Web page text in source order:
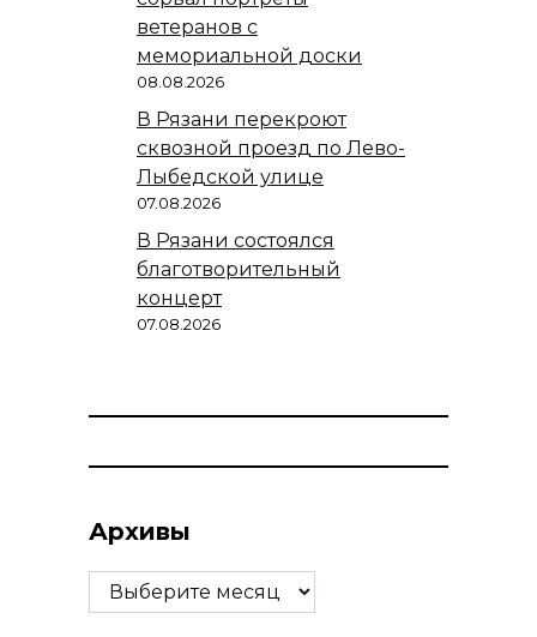
ветеранов с
мемориальной доски
08.08.2026
В Рязани перекроют
сквозной проезд по Лево-
Лыбедской улице
07.08.2026
В Рязани состоялся
благотворительный
концерт
07.08.2026
Архивы
Архивы